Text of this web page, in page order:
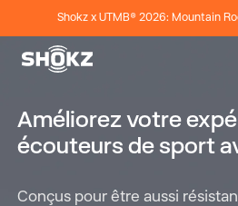
Shokz x UTMB® 2026: Mountain
Améliorez votre
écouteurs de sport
Conçus pour être aussi